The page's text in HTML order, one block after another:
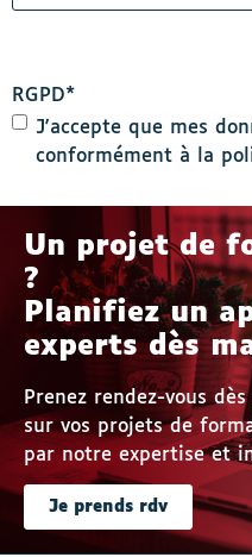
RGPD*
J'accepte que mes
conformément à la
Un projet de
?
Planifiez un
experts dès
Prenez rendez-vous
sur vos projets de
par notre expertise et
Je prends rdv